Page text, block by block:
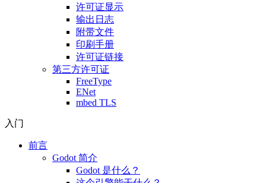
许可证显示
输出日志
附带文件
印刷手册
许可证链接
第三方许可证
FreeType
ENet
mbed TLS
入门
前言
Godot 简介
Godot 是什么？